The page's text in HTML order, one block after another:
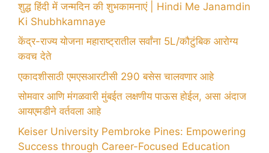
शुद्ध हिंदी में जन्मदिन की शुभकामनाएं | Hindi Me Janamdin
Ki Shubhkamnaye
केंद्र-राज्य योजना महाराष्ट्रातील सर्वांना 5L/कौटुंबिक आरोग्य
कवच देते
एकादशीसाठी एमएसआरटीसी 290 बसेस चालवणार आहे
सोमवार आणि मंगळवारी मुंबईत लक्षणीय पाऊस होईल, असा अंदाज
आयएमडीने वर्तवला आहे
Keiser University Pembroke Pines: Empowering
Success through Career-Focused Education